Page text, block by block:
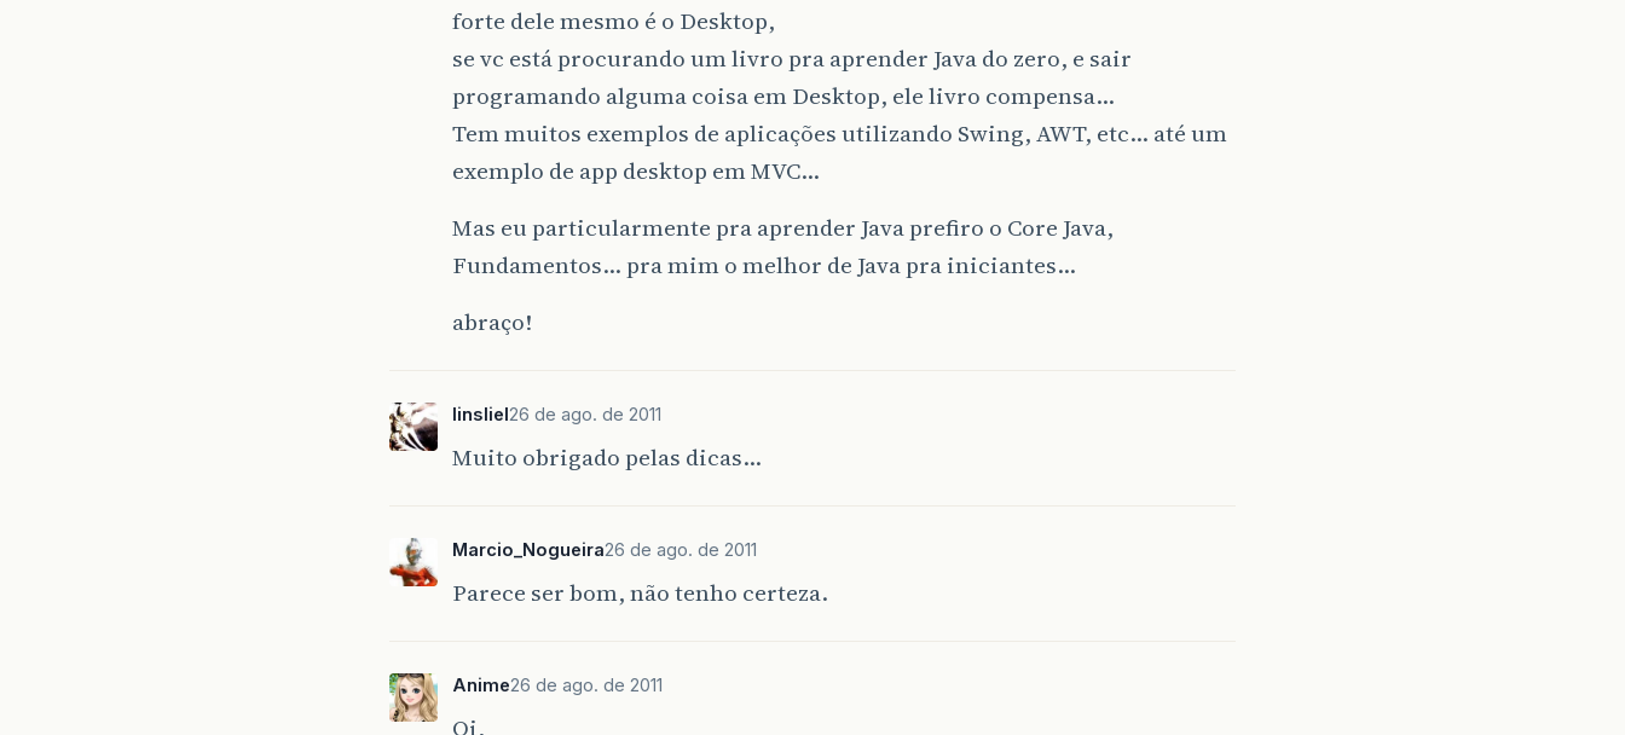
forte dele mesmo é o Desktop,
se vc está procurando um livro pra aprender Java do zero, e sair
programando alguma coisa em Desktop, ele livro compensa…
Tem muitos exemplos de aplicações utilizando Swing, AWT, etc… até um
exemplo de app desktop em MVC…
Mas eu particularmente pra aprender Java prefiro o Core Java,
Fundamentos… pra mim o melhor de Java pra iniciantes…
abraço!
linsliel 26 de ago. de 2011
Muito obrigado pelas dicas…
Marcio_Nogueira26 de ago. de 2011
Parece ser bom, não tenho certeza.
Anime26 de ago. de 2011
Oi,